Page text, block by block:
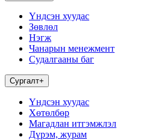
Үндсэн хуудас
Зөвлөл
Нэгж
Чанарын менежмент
Судалгааны баг
Сургалт+
Үндсэн хуудас
Хөтөлбөр
Магадлан итгэмжлэл
Дүрэм, журам